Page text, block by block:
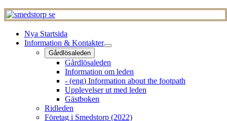
Nya Startsida
Information & Kontakter
Gårdlösaleden
Gårdlösaleden
Information om leden
- (eng) Information about the footpath
Upplevelser ut med leden
Gästboken
Ridleden
Företag i Smedstorp (2022)